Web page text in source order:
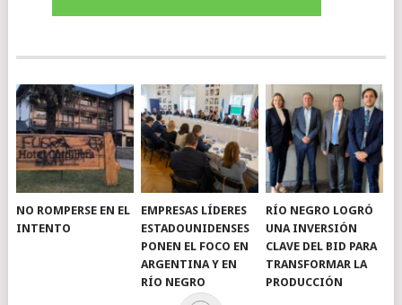
NO ROMPERSE EN EL
INTENTO
EMPRESAS LÍDERES
ESTADOUNIDENSES
PONEN EL FOCO EN
ARGENTINA Y EN
RÍO NEGRO
RÍO NEGRO LOGRÓ
UNA INVERSIÓN
CLAVE DEL BID PARA
TRANSFORMAR LA
PRODUCCIÓN